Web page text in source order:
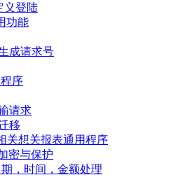
义登陆
功能
成请求号
序
请求
移
关想关报表通用程序
密与保护
，时间，金额处理